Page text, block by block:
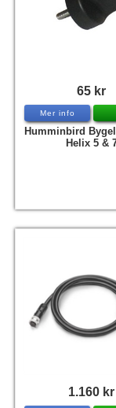
65 kr
Mer info
Humminbird
Helix 5 &
1.160 kr